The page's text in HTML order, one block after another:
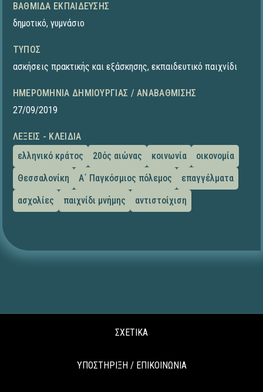
ΒΑΘΜΊΔΑ ΕΚΠΑΊΔΕΥΣΗΣ
δημοτικό, γυμνάσιο
ΤΎΠΟΣ
ασκήσεις πρακτικής και εξάσκησης, εκπαιδευτικό παιχνίδι
ΗΜΕΡΟΜΗΝΊΑ ΔΗΜΙΟΥΡΓΊΑΣ / ΑΝΑΒΆΘΜΙΣΗΣ
27/09/2019
ΛΈΞΕΙΣ - ΚΛΕΙΔΙΆ
ελληνικό κράτος
20ός αιώνας κοινωνία
οικονομία
Θεσσαλονίκη
Α΄ Παγκόσμιος πόλεμος
επαγγέλματα
ασχολίες
παιχνίδι μνήμης αντιστοίχιση
ΣΧΕΤΙΚΑ
ΥΠΟΣΤΗΡΙΞΗ / ΕΠΙΚΟΙΝΩΝΙΑ